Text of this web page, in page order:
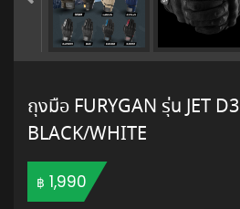
ถุงมือ FURYGAN รุ่น JET
BLACK/WHITE
฿ 1,990